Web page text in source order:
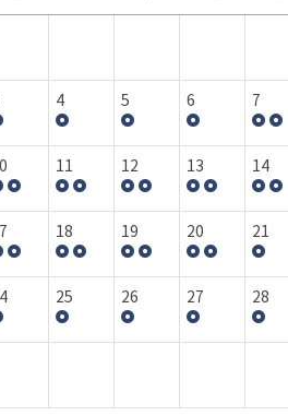
니티 행사갤러리
4 5 6 7
11 12 13 14
18 19 20 21
25 26 27 28